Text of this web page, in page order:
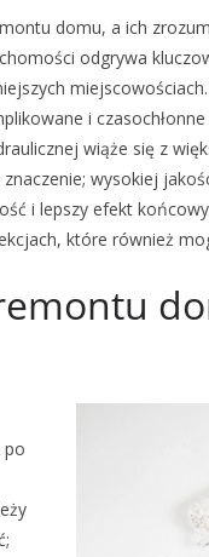
domu, a ich
odgrywa
i
wiąże się z
wysokiej
i lepszy efekt
które również
po